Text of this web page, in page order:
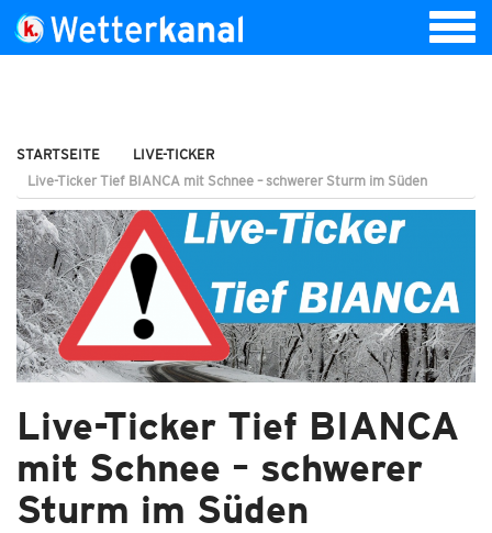
STARTSEITE
LIVE-TICKER
Live-Ticker Tief BIANCA mit Schnee – schwerer Sturm im Süden
Live-Ticker Tief BIANCA
mit Schnee – schwerer
Sturm im Süden